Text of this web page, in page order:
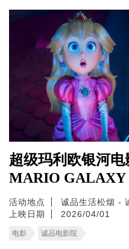
超级玛利欧银河
MARIO
活动地点
诚品生活松烟 -
上映日期
2026/04/01
电影 诚品电影院